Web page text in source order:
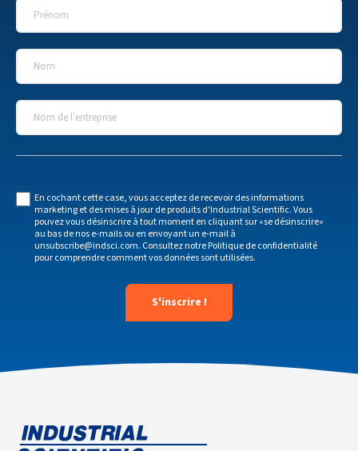
Prénom
Nom
Nom de l'entreprise
En cochant cette case, vous acceptez de recevoir des informations
marketing et des mises à jour de produits d'Industrial Scientific. Vous
pouvez vous désinscrire à tout moment en cliquant sur «se désinscrire»
au bas de nos e-mails ou en envoyant un e-mail à
unsubscribe@indsci.com. Consultez notrePolitique de confidentialité
pour comprendre comment vos données sont utilisées.